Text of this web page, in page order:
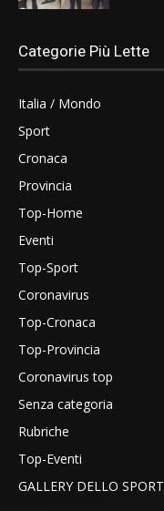
Categorie Più Lette
Italia / Mondo
Sport
Cronaca
Provincia
Top-Home
Eventi
Top-Sport
Coronavirus
Top-Cronaca
Top-Provincia
Coronavirus top
Senza categoria
Rubriche
Top-Eventi
GALLERY DELLO SPORT